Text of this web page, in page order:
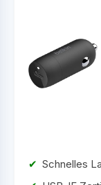
Schnelles